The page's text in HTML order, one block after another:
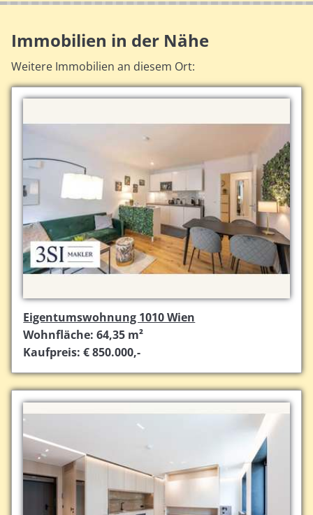
Immobilien in der Nähe
Weitere Immobilien an diesem Ort:
Eigentumswohnung 1010 Wien
Wohnfläche: 64,35 m²
Kaufpreis: € 850.000,-